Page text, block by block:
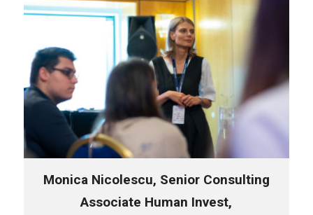
Monica Nicolescu, Senior Consulting
Associate Human Invest,